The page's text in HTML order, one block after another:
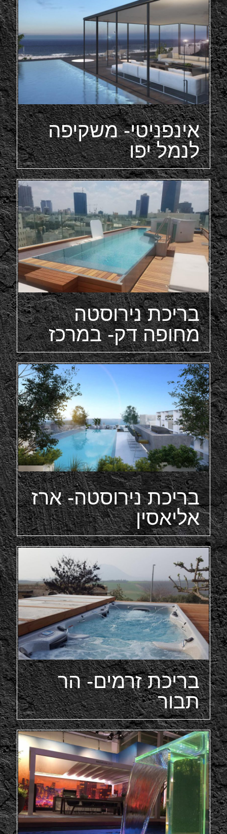
אינפניטי- משקיפה
לנמל יפו
בריכת נירוסטה
מחופה דק- במרכז
בריכת נירוסטה- ארז
אליאסין
בריכת זרמים- הר
תבור